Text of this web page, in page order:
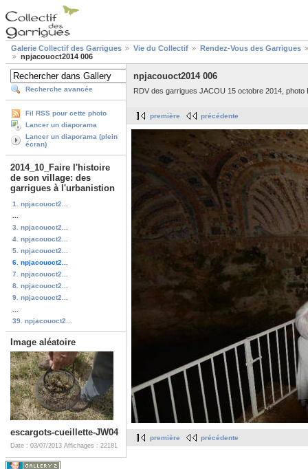
Galerie Collectif des Garrigues Vie du Collectif
Rendez-Vous des Garrigues
npjacouoct2014 006
Recherche avancée
Fil RSS pour cette photo
Lancer un diaporama
Lancer un diaporama (plein
écran)
2014_10_Faire l'histoire
de son village: des
garrigues à l'urbanistion
1. npjacouoct2...
3. npjacouoct2...
4. npjacouoct2...
5. npjacouoct2...
6. npjacouoct2...
7. npjacouoct2...
8. npjacouoct2...
9. npjacouoct2...
39. npjacouoct2...
Image aléatoire
escargots-cueillette-JW04
Date : 03/07/2013 Affichages : 22181
npjacouoct2014 006
RDV des garrigues JACOU 15 octobre 2014, photo
première précédente
première précédente